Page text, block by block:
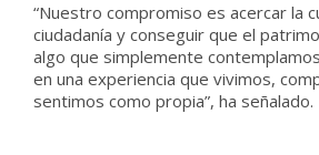
“Nuestro compromiso es acercar la
ciudadanía y conseguir que el
algo que simplemente
en una experiencia que vivimos,
sentimos como propia”, ha señalado.